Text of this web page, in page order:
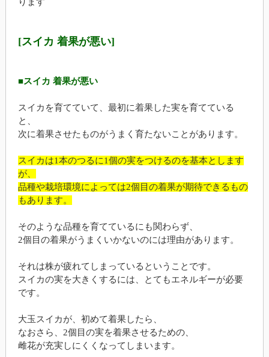
[スイカ 着果が悪い]
■スイカ 着果が悪い
スイカを育てていて、最初に着果した実を育てている
と、
次に着果させたものがうまく育たないことがあります。
スイカは1本のつるに1個の実をつけるのを基本とします
が、
品種や栽培環境によっては2個目の着果が期待できるもの
もあります。
そのような品種を育てているにも関わらず、
2個目の着果がうまくいかないのには理由があります。
それは株が疲れてしまっているということです。
スイカの実を大きくするには、とてもエネルギーが必要
です。
大玉スイカが、初めて着果したら、
なおさら、2個目の実を着果させるための、
雌花が充実しにくくなってしまいます。